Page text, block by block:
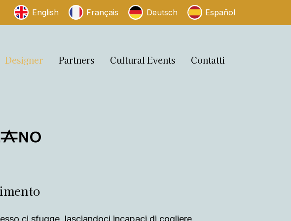
English Français Deutsch
Español
Designer Partners Cultural Events Contatti
ci sfugge, lasciandoci incapaci di cogliere